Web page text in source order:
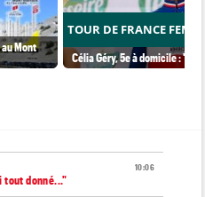
Mont
TOUR DE FRANCE
Célia Géry, 5e à domicile :
10:06
tout donné..."